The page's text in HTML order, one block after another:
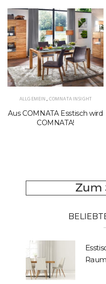
ALLGEMEIN,COMNATA INSIGHT
Aus COMNATA Esstisch wird
COMNATA!